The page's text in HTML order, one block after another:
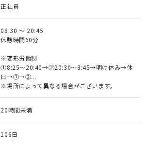
正社員
08:30 ～ 20:45
休憩時間60分
※変形労働制
①8:25～20:40→②20:30～8:45→明け休み→休
日→①→②...
※場所によって異なる場合がございます。
20時間未満
106日